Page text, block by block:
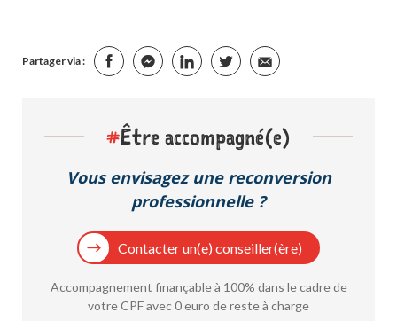
Partager via :
#Être accompagné(e)
Vous envisagez une reconversion
professionnelle ?
Contacter un(e) conseiller(ère)
Accompagnement finançable à 100% dans le cadre de
votre CPF avec 0 euro de reste à charge